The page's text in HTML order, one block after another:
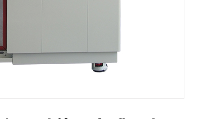
ứng suất môi trường
bị kiểm tra thời hạn sử dụng tăng tốc
ổn định